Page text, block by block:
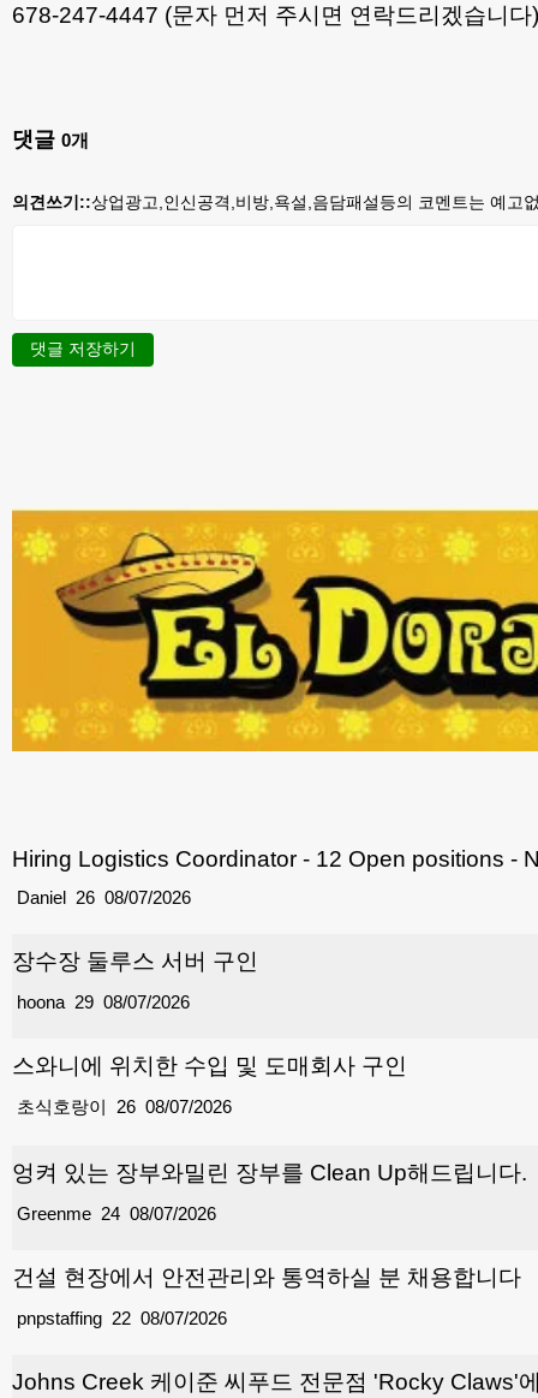
678-247-4447 (문자 먼저 주시면 연락드리겠습니다)
댓글 0개
의견쓰기::상업광고,인신공격,비방,욕설,음담패설등의 코멘트는 예고
댓글 저장하기
Hiring Logistics Coordinator - 12 Open positions -
26
Daniel 08/07/2026
장수장 둘루스 서버 구인
29
hoona 08/07/2026
스와니에 위치한 수입 및 도매회사 구인
26
초식호랑이 08/07/2026
엉켜 있는 장부와밀린 장부를 Clean Up해드립니다.
24
Greenme 08/07/2026
건설 현장에서 안전관리와 통역하실 분 채용합니다
22
pnpstaffing 08/07/2026
Johns Creek 케이준 씨푸드 전문점 'Rocky Claws'